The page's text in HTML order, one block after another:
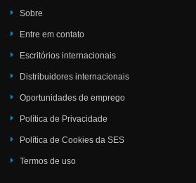
Sobre
Entre em contato
Escritórios internacionais
Distribuidores internacionais
Oportunidades de emprego
Política de Privacidade
Política de Cookies da SES
Termos de uso